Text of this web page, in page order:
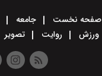
صفحه نخست جامعه
ورزش
روایت تصویر